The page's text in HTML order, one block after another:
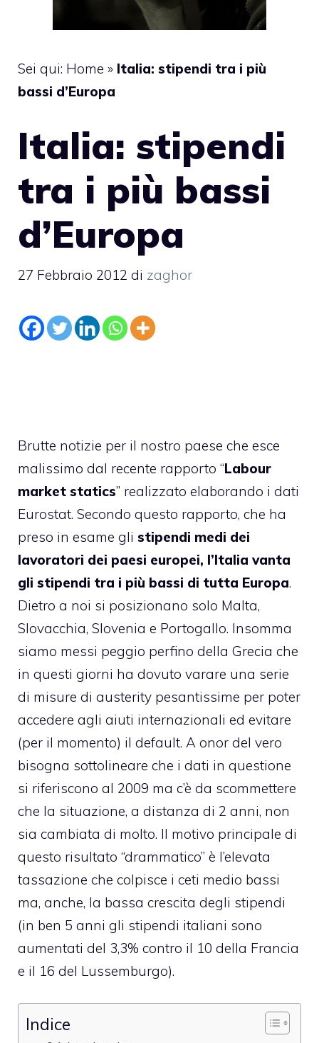
Sei qui: Home » Italia: stipendi tra i più
bassi d’Europa
Italia: stipendi
tra i più bassi
d’Europa
27 Febbraio 2012 di zaghor
Brutte notizie per il nostro paese che esce
malissimo dal recente rapporto “Labour
market statics” realizzato elaborando i dati
Eurostat. Secondo questo rapporto, che ha
preso in esame gli stipendi medi dei
lavoratori dei paesi europei, l’Italia vanta
gli stipendi tra i più bassi di tutta Europa.
Dietro a noi si posizionano solo Malta,
Slovacchia, Slovenia e Portogallo. Insomma
siamo messi peggio perfino della Grecia che
in questi giorni ha dovuto varare una serie
di misure di austerity pesantissime per poter
accedere agli aiuti internazionali ed evitare
(per il momento) il default. A onor del vero
bisogna sottolineare che i dati in questione
si riferiscono al 2009 ma c’è da scommettere
che la situazione, a distanza di 2 anni, non
sia cambiata di molto. Il motivo principale di
questo risultato “drammatico” è l’elevata
tassazione che colpisce i ceti medio bassi
ma, anche, la bassa crescita degli stipendi
(in ben 5 anni gli stipendi italiani sono
aumentati del 3,3% contro il 10 della Francia
e il 16 del Lussemburgo).
Indice